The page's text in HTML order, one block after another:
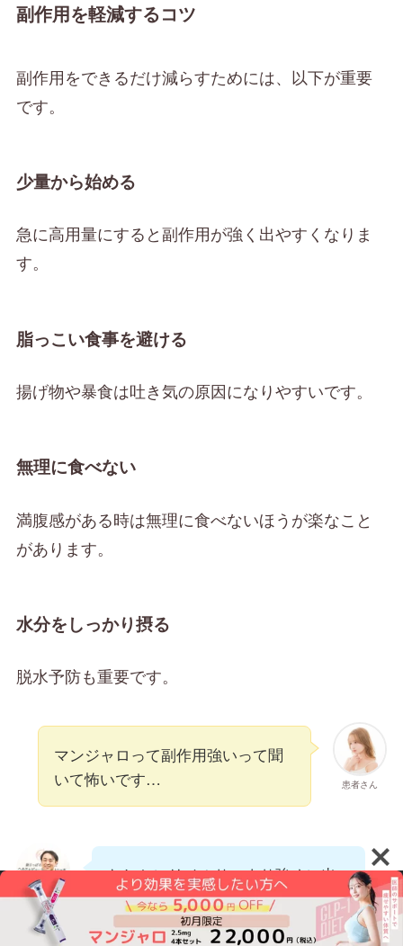
副作用を軽減するコツ
副作用をできるだけ減らすためには、以下が重要
です。
少量から始める
急に高用量にすると副作用が強く出やすくなりま
す。
脂っこい食事を避ける
揚げ物や暴食は吐き気の原因になりやすいです。
無理に食べない
満腹感がある時は無理に食べないほうが楽なこと
があります。
水分をしっかり摂る
脱水予防も重要です。
患者さん
マンジャロって副作用強いって聞
いて怖いです…
Dr.石川
たしかにリベルサスより強めに出
る人はいますね。特に最初は吐き
気を感じる方が多いです。